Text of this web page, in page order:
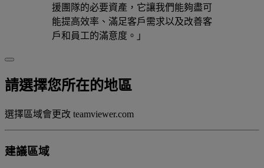
援團隊的必要資產，它讓我們能夠盡可
能提高效率、滿足客戶需求以及改善客
戶和員工的滿意度。」
請選擇您所在的地區
選擇區域會更改 teamviewer.com
建議區域